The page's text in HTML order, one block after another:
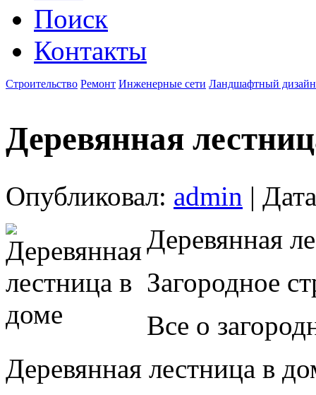
Поиск
Контакты
Строительство Ремонт Инженерные сети Ландшафтный дизайн
Деревянная
Опубликовал: admin |
Деревянная
Загородное
Все о
Деревянная лестница в